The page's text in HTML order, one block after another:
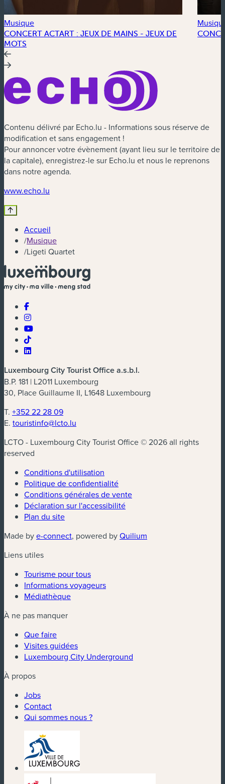
Musique
CONCERT ACTART : JEUX DE MAINS - JEUX DE
MOTS
Contenu délivré par Echo.lu - Informations sous réserve de
modification et sans engagement !
Pour annoncer votre évènement (ayant lieu sur le territoire de
la capitale), enregistrez-le sur Echo.lu et nous le reprenons
dans notre agenda.
www.echo.lu
Accueil
/Musique
/Ligeti Quartet
Luxembourg City Tourist Office a.s.b.l.
B.P. 181 | L2011 Luxembourg
30, Place Guillaume II, L1648 Luxembourg
T. +352 22 28 09
E. touristinfo@lcto.lu
LCTO - Luxembourg City Tourist Office © 2026 all rights
reserved
Conditions d'utilisation
Politique de confidentialité
Conditions générales de vente
Déclaration sur l'accessibilité
Plan du site
Made bye-connect(nouvelle fenêtre)
, powered byQuilium
Liens utiles
Tourisme pour tous
Informations voyageurs
Médiathèque
À ne pas manquer
Que faire
Visites guidées
Luxembourg City Underground
À propos
Jobs
Contact
Qui sommes nous ?